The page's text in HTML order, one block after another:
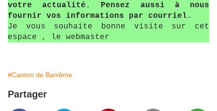
votre actualité. Pensez aussi à nous
fournir vos informations par courriel.
Je vous souhaite bonne visite sur cet
espace , le webmaster
#Canton de Barrême
Partager